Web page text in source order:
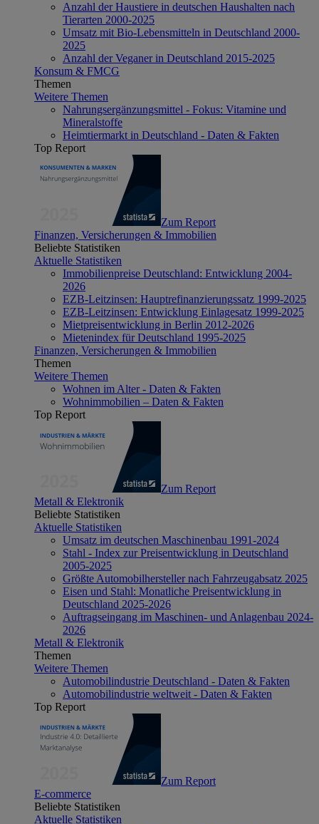
Anzahl der Haustiere in deutschen Haushalten nach
Tierarten 2000-2025
Umsatz mit Bio-Lebensmitteln in Deutschland 2000-
2025
Anzahl der Veganer in Deutschland 2015-2025
Konsum & FMCG
Themen
Weitere Themen
Nahrungsergänzungsmittel - Fokus: Vitamine und
Mineralstoffe
Heimtiermarkt in Deutschland - Daten & Fakten
Top Report
Zum Report
Finanzen, Versicherungen & Immobilien
Beliebte Statistiken
Aktuelle Statistiken
Immobilienpreise Deutschland: Entwicklung 2004-
2026
EZB-Leitzinsen: Hauptrefinanzierungssatz 1999-2025
EZB-Leitzinsen: Entwicklung Einlagesatz 1999-2025
Mietpreisentwicklung in Berlin 2012-2026
Mietenindex für Deutschland 1995-2025
Finanzen, Versicherungen & Immobilien
Themen
Weitere Themen
Wohnen im Alter - Daten & Fakten
Wohnimmobilien – Daten & Fakten
Top Report
Zum Report
Metall & Elektronik
Beliebte Statistiken
Aktuelle Statistiken
Umsatz im deutschen Maschinenbau 1991-2024
Stahl - Index zur Preisentwicklung in Deutschland
2005-2025
Größte Automobilhersteller nach Fahrzeugabsatz 2025
Eisen und Stahl: Monatliche Preisentwicklung in
Deutschland 2025-2026
Auftragseingang im Maschinen- und Anlagenbau 2024-
2026
Metall & Elektronik
Themen
Weitere Themen
Automobilindustrie Deutschland - Daten & Fakten
Automobilindustrie weltweit - Daten & Fakten
Top Report
Zum Report
E-commerce
Beliebte Statistiken
Aktuelle Statistiken